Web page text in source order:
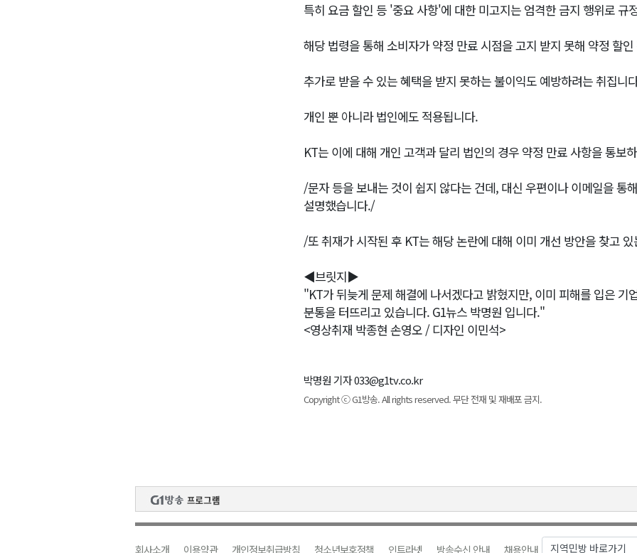
특히 요금 할인 등 '중요 사항'에 대한 미고지는 엄격한 금지 행위로 규
해당 법령을 통해 소비자가 약정 만료 시점을 고지 받지 못해 약정 할
추가로 받을 수 있는 혜택을 받지 못하는 불이익도 예방하려는 취집니
개인 뿐 아니라 법인에도 적용됩니다.
KT는 이에 대해 개인 고객과 달리 법인의 경우 약정 만료 사항을 통보
/문자 등을 보내는 것이 쉽지 않다는 건데, 대신 우편이나 이메일을 통
설명했습니다./
/또 취재가 시작된 후 KT는 해당 논란에 대해 이미 개선 방안을 찾고
◀브릿지▶
"KT가 뒤늦게 문제 해결에 나서겠다고 밝혔지만, 이미 피해를 입은 기
분통을 터뜨리고 있습니다. G1뉴스 박명원 입니다."
<영상취재 박종현 손영오 / 디자인 이민석>
박명원 기자 033@g1tv.co.kr
Copyright ⓒ G1방송. All rights reserved. 무단 전재 및 재배포 금지.
회사소개 이용약관 개인정보취급방침 청소년보호정책 인트라넷 방송수신 안내 채용안내